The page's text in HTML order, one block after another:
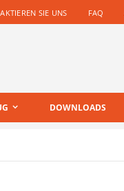
SIE UNS FAQ
DOWNLOADS